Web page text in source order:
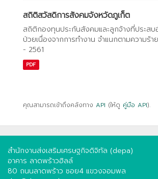
สถิติสวัสดิการสังคมจังหวัดภูเก็ต
สถิติกองทุนประกันสังคมและลูกจ้างที่ประสบ
ป่วยเนื่องจากการทํางาน จําแนกตามความร้
- 2561
PDF
คุณสามารถเข้าถึงคลังทาง API (ให้ดู คู่มือ API).
สำนักงานส่งเสริมเศรษฐกิจดิจิทัล (depa)
อาคาร ลาดพร้าวฮิลล์
80 ถนนลาดพร้าว ซอย4 แขวงจอมพล